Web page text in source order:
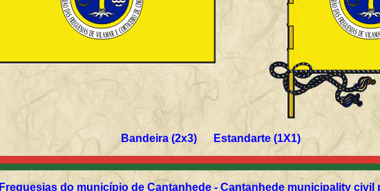
Bandeira (2x3) Estandarte (1X1)
Freguesias do município de Cantanhede - Cantanhede municipality civil